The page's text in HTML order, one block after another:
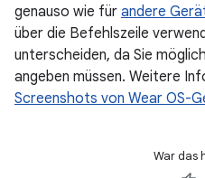
genauso wie für andere
über die Befehlszeile
unterscheiden, da Sie
angeben müssen. Weitere
Screenshots von Wear OS-
War das